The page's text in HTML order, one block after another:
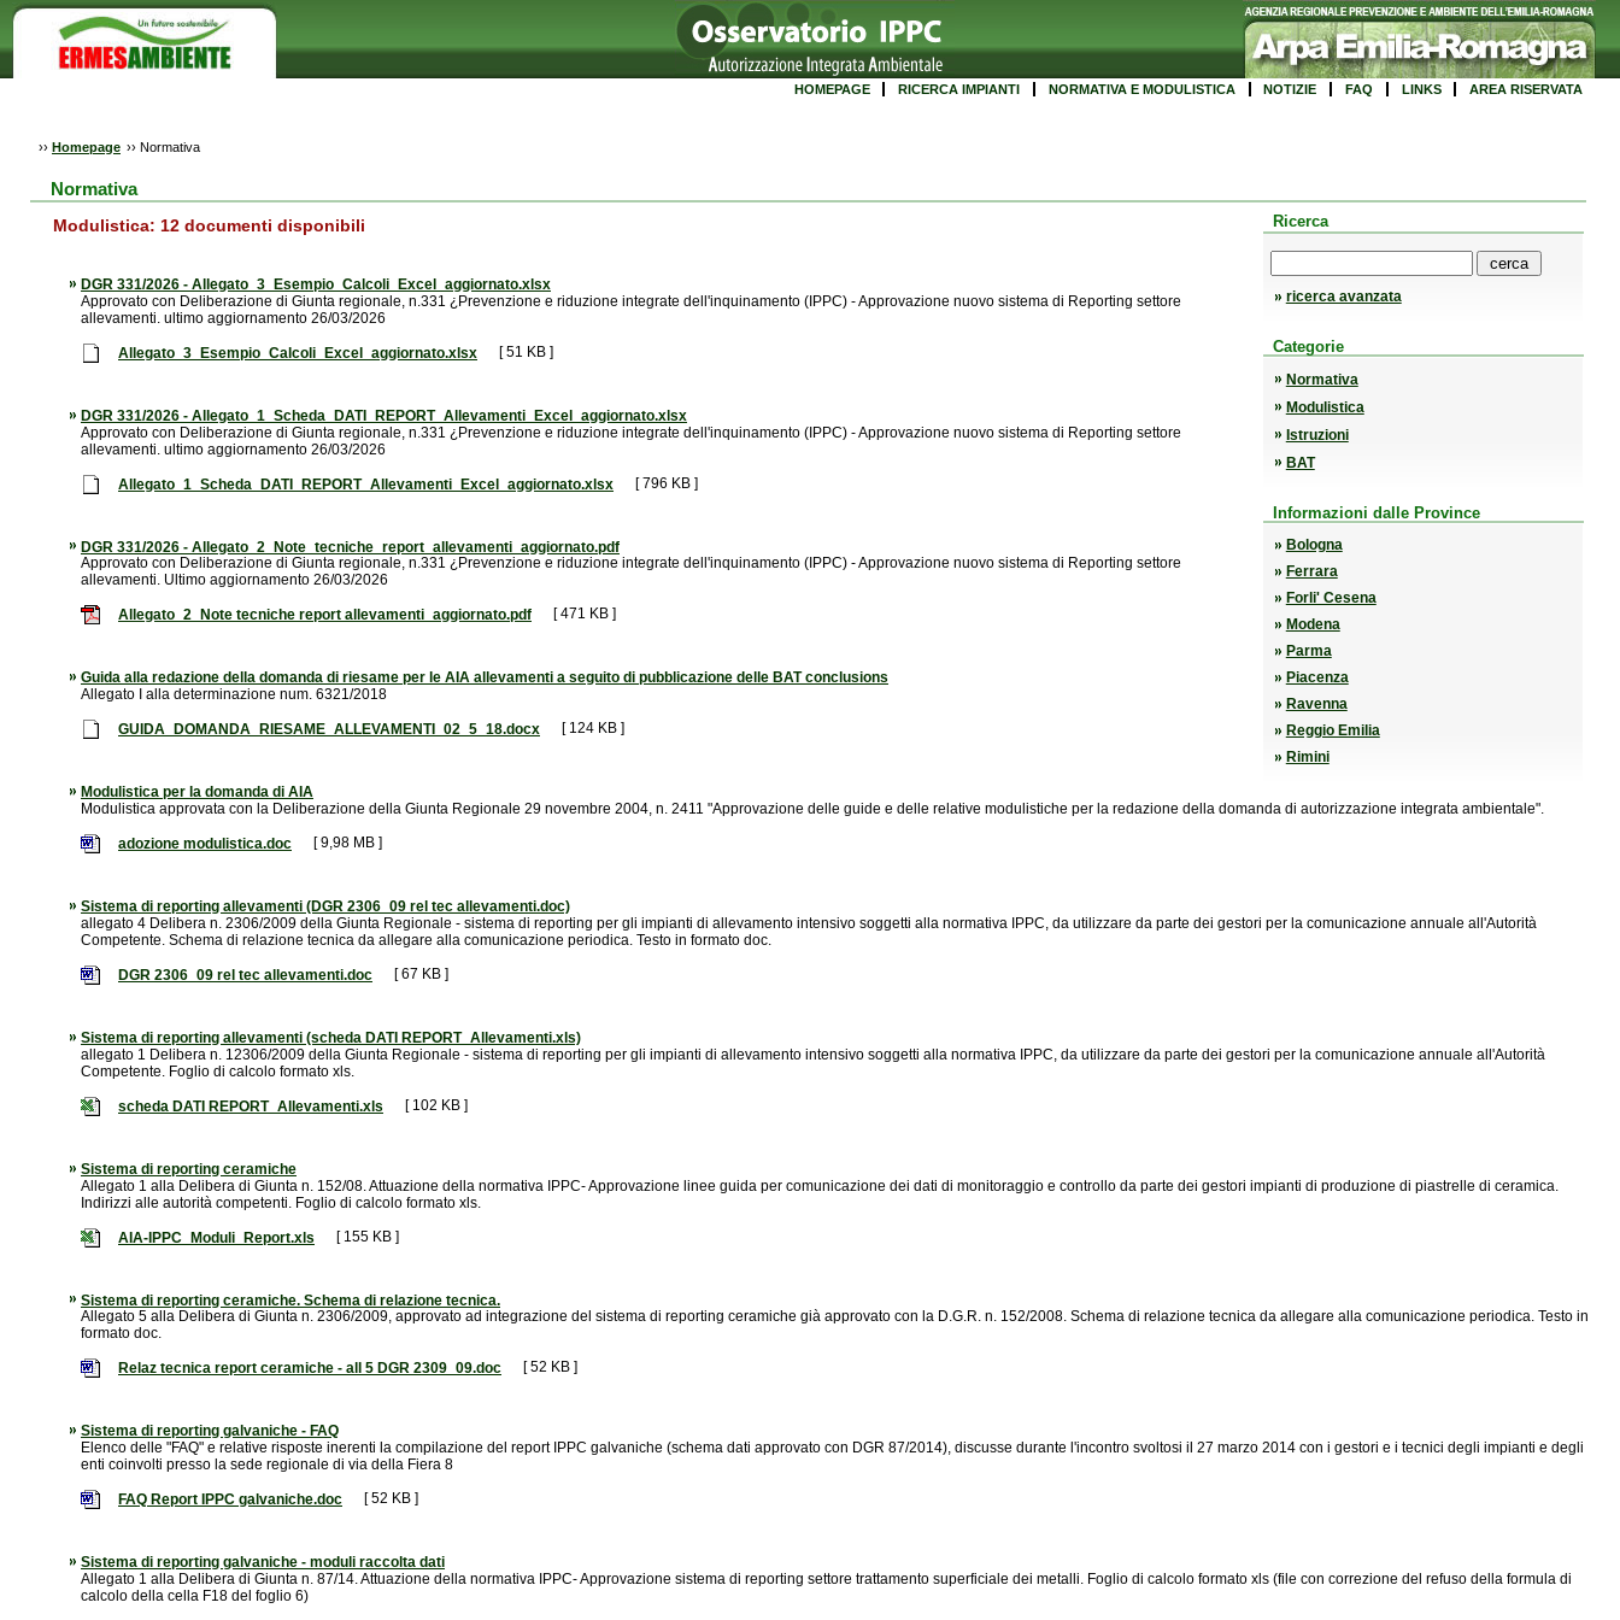
HOMEPAGE RICERCA IMPIANTI NORMATIVA E MODULISTICA NOTIZIE FAQ LINKS AREA RISERVATA
›› Homepage ›› Normativa
Normativa
Ricerca
ricerca avanzata
Categorie
Normativa
Modulistica
Istruzioni
BAT
Informazioni dalle Province
Bologna
Ferrara
Forli' Cesena
Modena
Parma
Piacenza
Ravenna
Reggio Emilia
Rimini
Modulistica: 12 documenti disponibili
DGR 331/2026 - Allegato_3_Esempio_Calcoli_Excel_aggiornato.xlsx
Approvato con Deliberazione di Giunta regionale, n.331 ¿Prevenzione e riduzione integrate dell'inquinamento (IPPC) - Approvazione nuovo sistema di Reporting settore
allevamenti. ultimo aggiornamento 26/03/2026
Allegato_3_Esempio_Calcoli_Excel_aggiornato.xlsx [ 51 KB ]
DGR 331/2026 - Allegato_1_Scheda_DATI_REPORT_Allevamenti_Excel_aggiornato.xlsx
Approvato con Deliberazione di Giunta regionale, n.331 ¿Prevenzione e riduzione integrate dell'inquinamento (IPPC) - Approvazione nuovo sistema di Reporting settore
allevamenti. ultimo aggiornamento 26/03/2026
Allegato_1_Scheda_DATI_REPORT_Allevamenti_Excel_aggiornato.xlsx [ 796 KB ]
DGR 331/2026 - Allegato_2_Note_tecniche_report_allevamenti_aggiornato.pdf
Approvato con Deliberazione di Giunta regionale, n.331 ¿Prevenzione e riduzione integrate dell'inquinamento (IPPC) - Approvazione nuovo sistema di Reporting settore
allevamenti. Ultimo aggiornamento 26/03/2026
Allegato_2_Note tecniche report allevamenti_aggiornato.pdf [ 471 KB ]
Guida alla redazione della domanda di riesame per le AIA allevamenti a seguito di pubblicazione delle BAT conclusions
Allegato I alla determinazione num. 6321/2018
GUIDA_DOMANDA_RIESAME_ALLEVAMENTI_02_5_18.docx [ 124 KB ]
Modulistica per la domanda di AIA
Modulistica approvata con la Deliberazione della Giunta Regionale 29 novembre 2004, n. 2411 "Approvazione delle guide e delle relative modulistiche per la redazione della domanda di autorizzazione integrata ambientale".
adozione modulistica.doc [ 9,98 MB ]
Sistema di reporting allevamenti (DGR 2306_09 rel tec allevamenti.doc)
allegato 4 Delibera n. 2306/2009 della Giunta Regionale - sistema di reporting per gli impianti di allevamento intensivo soggetti alla normativa IPPC, da utilizzare da parte dei gestori per la comunicazione annuale all'Autorità
Competente. Schema di relazione tecnica da allegare alla comunicazione periodica. Testo in formato doc.
DGR 2306_09 rel tec allevamenti.doc [ 67 KB ]
Sistema di reporting allevamenti (scheda DATI REPORT_Allevamenti.xls)
allegato 1 Delibera n. 12306/2009 della Giunta Regionale - sistema di reporting per gli impianti di allevamento intensivo soggetti alla normativa IPPC, da utilizzare da parte dei gestori per la comunicazione annuale all'Autorità
Competente. Foglio di calcolo formato xls.
scheda DATI REPORT_Allevamenti.xls [ 102 KB ]
Sistema di reporting ceramiche
Allegato 1 alla Delibera di Giunta n. 152/08. Attuazione della normativa IPPC- Approvazione linee guida per comunicazione dei dati di monitoraggio e controllo da parte dei gestori impianti di produzione di piastrelle di ceramica.
Indirizzi alle autorità competenti. Foglio di calcolo formato xls.
AIA-IPPC_Moduli_Report.xls [ 155 KB ]
Sistema di reporting ceramiche. Schema di relazione tecnica.
Allegato 5 alla Delibera di Giunta n. 2306/2009, approvato ad integrazione del sistema di reporting ceramiche già approvato con la D.G.R. n. 152/2008. Schema di relazione tecnica da allegare alla comunicazione periodica. Testo in
formato doc.
Relaz tecnica report ceramiche - all 5 DGR 2309_09.doc [ 52 KB ]
Sistema di reporting galvaniche - FAQ
Elenco delle "FAQ" e relative risposte inerenti la compilazione del report IPPC galvaniche (schema dati approvato con DGR 87/2014), discusse durante l'incontro svoltosi il 27 marzo 2014 con i gestori e i tecnici degli impianti e degli
enti coinvolti presso la sede regionale di via della Fiera 8
FAQ Report IPPC galvaniche.doc [ 52 KB ]
Sistema di reporting galvaniche - moduli raccolta dati
Allegato 1 alla Delibera di Giunta n. 87/14. Attuazione della normativa IPPC- Approvazione sistema di reporting settore trattamento superficiale dei metalli. Foglio di calcolo formato xls (file con correzione del refuso della formula di
calcolo della cella F18 del foglio 6)